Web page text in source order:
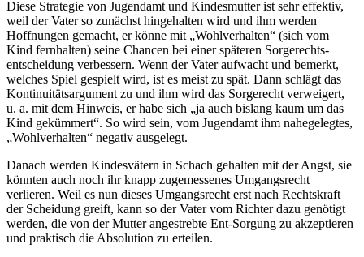
Diese Strategie von Jugendamt und Kindesmutter ist sehr effektiv,
weil der Vater so zunächst hingehalten wird und ihm werden
Hoffnungen gemacht, er könne mit „Wohlverhalten“ (sich vom
Kind fernhalten) seine Chancen bei einer späteren Sorgerechts­
entscheidung verbessern. Wenn der Vater aufwacht und bemerkt,
welches Spiel gespielt wird, ist es meist zu spät. Dann schlägt das
Kontinuitäts­argument zu und ihm wird das Sorgerecht verweigert,
u. a. mit dem Hinweis, er habe sich „ja auch bislang kaum um das
Kind gekümmert“. So wird sein, vom Jugendamt ihm nahegelegtes,
„Wohlverhalten“ negativ ausgelegt.
Danach werden Kindesvätern in Schach gehalten mit der Angst, sie
könnten auch noch ihr knapp zugemessenes Umgangsrecht
verlieren. Weil es nun dieses Umgangsrecht erst nach Rechtskraft
der Scheidung greift, kann so der Vater vom Richter dazu genötigt
werden, die von der Mutter angestrebte Ent-Sorgung zu akzeptieren
und praktisch die Absolution zu erteilen.